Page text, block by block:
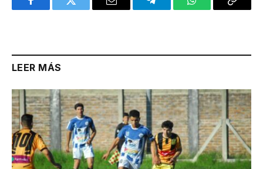
FacebookTwitter Email TelegramWhatsAppCopy
LEER MÁS